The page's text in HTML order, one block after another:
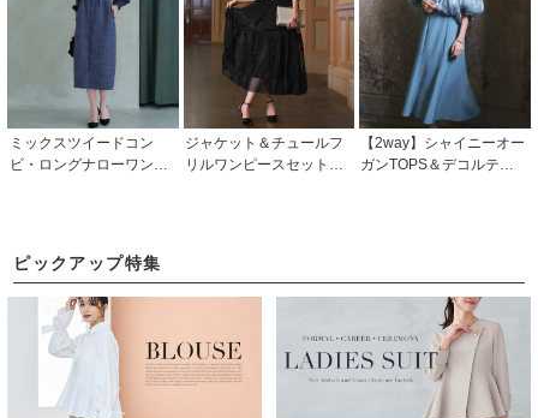
ミックスツイードコン
ビ・ロングナローワンピ
ルパーティードレス
ジャケット＆チュールフ
リルワンピースセット
【2way】シャイニーオー
ガンTOPS＆デコルテシア
ピックアップ特集